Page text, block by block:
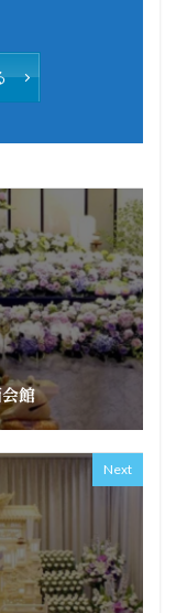
館
Next